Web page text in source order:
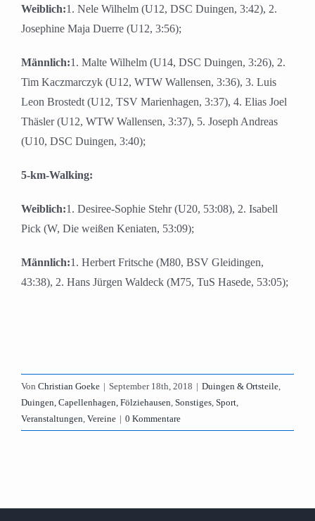
Weiblich:1. Nele Wilhelm (U12, DSC Duingen, 3:42), 2.
Josephine Maja Duerre (U12, 3:56);
Männlich:1. Malte Wilhelm (U14, DSC Duingen, 3:26), 2.
Tim Kaczmarczyk (U12, WTW Wallensen, 3:36), 3. Luis
Leon Brostedt (U12, TSV Marienhagen, 3:37), 4. Elias Joel
Thäsler (U12, WTW Wallensen, 3:37), 5. Joseph Andreas
(U10, DSC Duingen, 3:40);
5-km-Walking:
Weiblich:1. Desiree-Sophie Stehr (U20, 53:08), 2. Isabell
Pick (W, Die weißen Keniaten, 53:09);
Männlich:1. Herbert Fritsche (M80, BSV Gleidingen,
43:38), 2. Hans Jürgen Waldeck (M75, TuS Hasede, 53:05);
Von Christian Goeke | September 18th, 2018 | Duingen & Ortsteile,
Duingen, Capellenhagen, Fölziehausen, Sonstiges, Sport,
Veranstaltungen, Vereine | 0 Kommentare